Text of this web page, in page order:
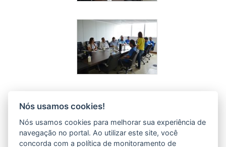
Nós usamos cookies!
Nós usamos cookies para melhorar sua experiência de
navegação no portal. Ao utilizar este site, você
concorda com a política de monitoramento de